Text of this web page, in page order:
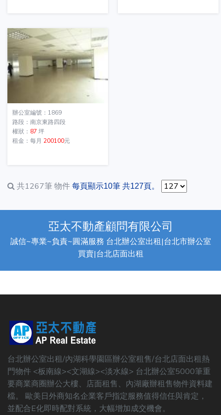
辦公室編號：1869
路段：南京東路四段
權狀： 87 坪
租金：每月 200100元
共1267筆 物件 每頁顯示10筆 共127頁。
亞太不動產顧問有限公司
誠信~專業~負責~圓滿服務 台北辦公室出租|台北市辦公室
買賣|台北店面出租
台北辦公室出租/內湖科學園區辦公室租售/台北店面出租熱
門物件 <板南線><文湖線><淡水線> 台北辦公室5000筆重
要商業商圈辦公大樓、店面租售、內湖廠辦租售物件資料建
檔。 歐美日外商知名企業客戶指定服務值得信任與肯定，
並配合E化即時配對系統，大幅增加成交機會。